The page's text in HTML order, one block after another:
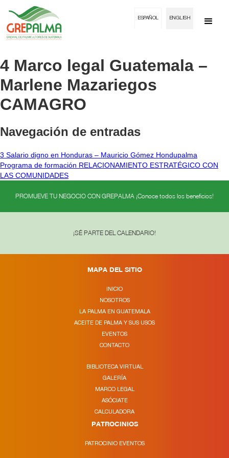
ESPAÑOL ENGLISH
4 Marco legal Guatemala –
Marlene Mazariegos
CAMAGRO
Navegación de entradas
3 Salario digno en Honduras – Mauricio Gómez Hondupalma
Programa de formación RELACIONAMIENTO ESTRATÉGICO CON
LAS COMUNIDADES
PROMUEVE TU NEGOCIO CON GREPALMA ¡Conoce todos los beneficios!
¡SÉ PARTE DEL CALENDARIO!
MAPA DEL SITIO
INICIO
NOSOTROS
LA PALMA EN GUATEMALA
ACEITE DE PALMA Y SUS USOS
EVENTOS
CONTACTO
BIBLIOTECA VIRTUAL
GALERÍA
MARCO LEGAL
ASÓCIATE
CALCULADORA
PATROCINIOS
PATROCINIO EVENTOS